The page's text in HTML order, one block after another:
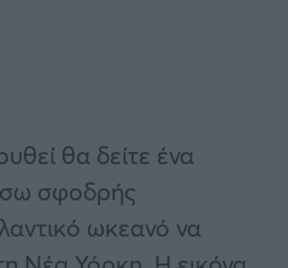
θα δείτε ένα
σφοδρής
ωκεανό να